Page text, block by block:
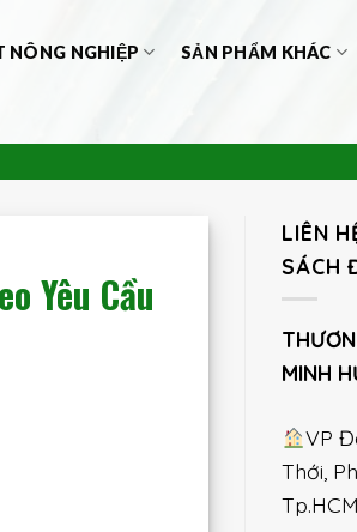
NÔNG NGHIỆP SẢN PHẨM KHÁC
Yêu Cầu
LIÊN
SÁCH
MINH
VP
Thới,